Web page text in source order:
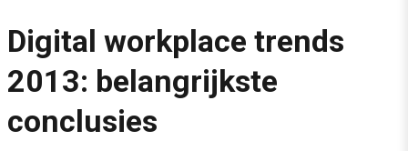
Marketing
›
Digital workplace trends 2013: belangrijkste conclusies
Digital workplace trends
2013: belangrijkste
conclusies